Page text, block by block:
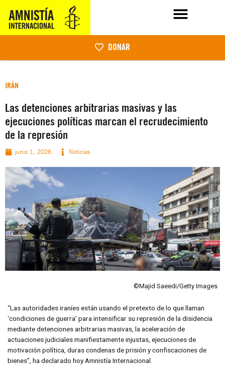
DONAR
IRÁN
Las detenciones arbitrarias masivas y las
ejecuciones políticas marcan el recrudecimiento
de la represión
junio 1, 2026 Noticias
©Majid Saeedi/Getty Images
“Las autoridades iraníes están usando el pretexto de lo que llaman
‘condiciones de guerra’ para intensificar su represión de la disidencia
mediante detenciones arbitrarias masivas, la aceleración de
actuaciones judiciales manifiestamente injustas, ejecuciones de
motivación política, duras condenas de prisión y confiscaciones de
bienes”, ha declarado hoy Amnistía Internacional.